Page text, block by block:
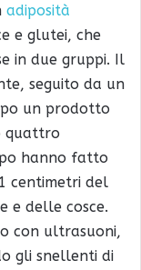
adiposità
e glutei, che
in due gruppi. Il
seguito da un
un prodotto
quattro
hanno fatto
centimetri del
e delle cosce.
con ultrasuoni,
gli snellenti di